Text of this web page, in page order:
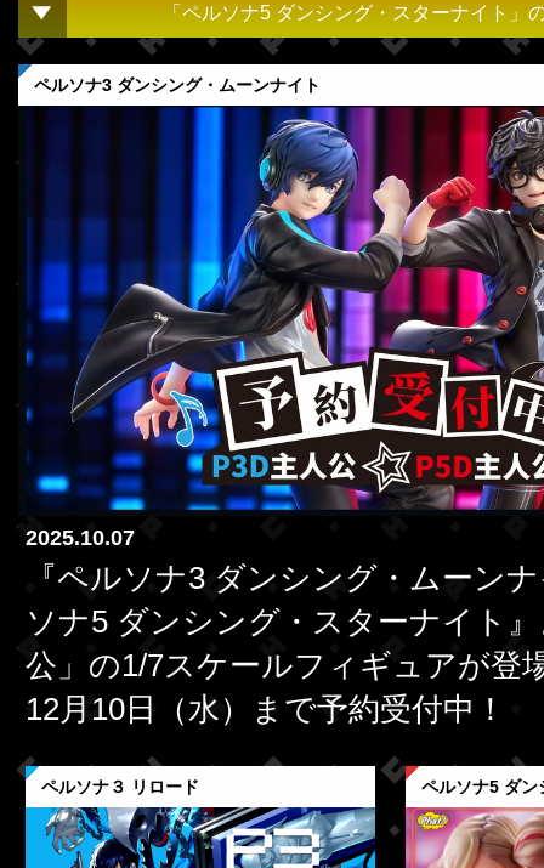
「ペルソナ5 ダンシング・スターナイト」
ペルソナ3 ダンシング・ムーンナイト
2025.10.07
『ペルソナ3 ダンシング・ムーン
ソナ5 ダンシング・スターナイト
公」の1/7スケールフィギュアが登
12月10日（水）まで予約受付中！
ペルソナ３ リロード ペルソナ5 ダン